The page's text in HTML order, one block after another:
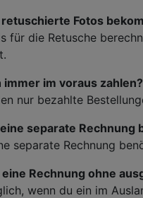
retuschierte Fotos
für die Retusche
immer im voraus zahlen?
nur bezahlte
separate Rechnung
separate Rechnung
eine Rechnung ohne
wenn du ein im